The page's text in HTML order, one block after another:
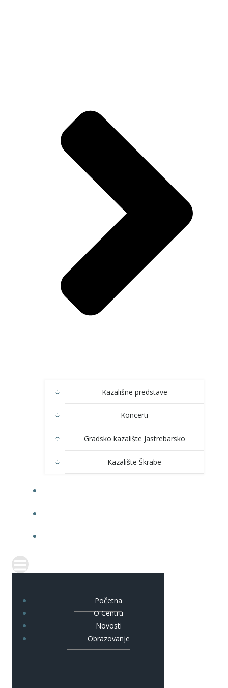
Kazališne predstave
Koncerti
Gradsko kazalište Jastrebarsko
Kazalište Škrabe
Početna
O Centru
Novosti
Obrazovanje